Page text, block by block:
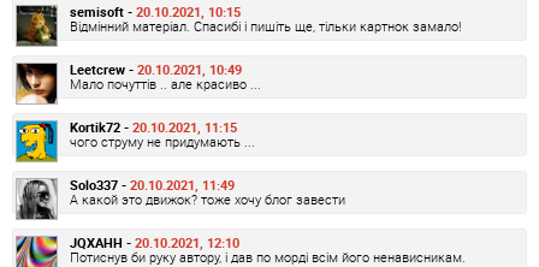
semisoft - 20.10.2021, 10:15
Відмінний матеріал. Спасибі і пишіть ще, тільки картнок замало!
Leetcrew - 20.10.2021, 10:49
Мало почуттів .. але красиво ...
Kortik72 - 20.10.2021, 11:15
чого струму не придумають ...
Solo337 - 20.10.2021, 11:49
А какой это движок? тоже хочу блог завести
JQXAHH - 20.10.2021, 12:10
Потиснув би руку автору, і дав по морді всім його ненависникам.